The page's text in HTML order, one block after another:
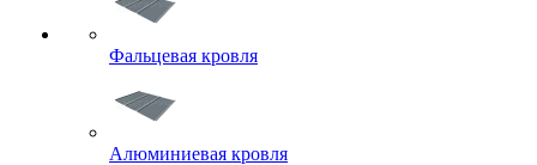
Фальцевая кровля
Алюминиевая кровля